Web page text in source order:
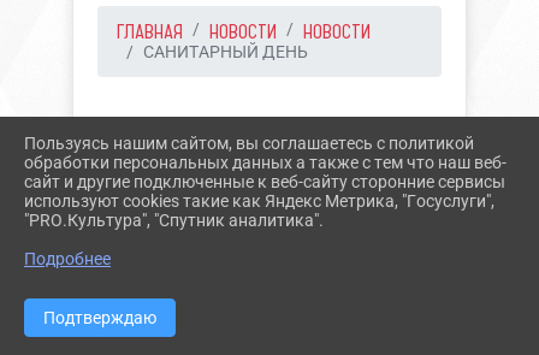
ГЛАВНАЯ НОВОСТИ НОВОСТИ
САНИТАРНЫЙ ДЕНЬ
САНИТАРНЫЙ ДЕНЬ
Пользуясь нашим сайтом, вы соглашаетесь с политикой
обработки персональных данных а также с тем что наш веб-
сайт и другие подключенные к веб-сайту сторонние сервисы
используют cookies такие как Яндекс Метрика, "Госуслуги",
"PRO.Культура", "Спутник аналитика".
Подробнее
Подтверждаю